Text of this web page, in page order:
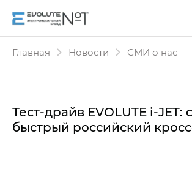
Главная Новости СМИ о нас
Тест-драйв EVOLUTE i‑JET:
быстрый российский